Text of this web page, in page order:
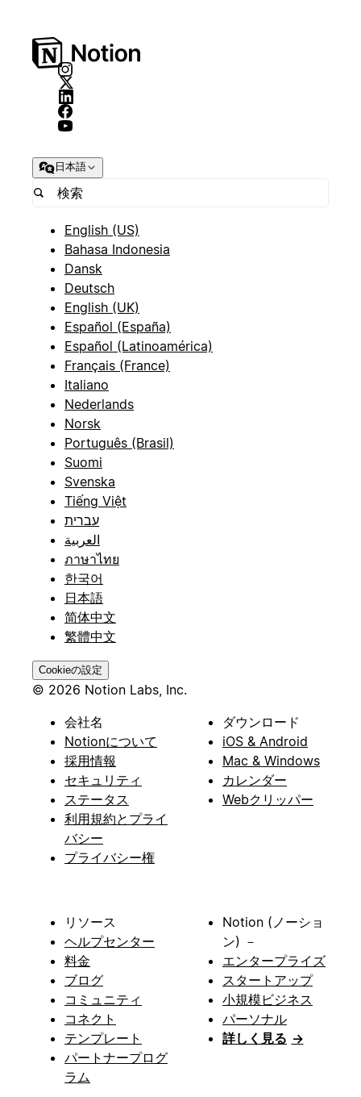
日本語
English (US)
Bahasa Indonesia
Dansk
Deutsch
English (UK)
Español (España)
Español (Latinoamérica)
Français (France)
Italiano
Nederlands
Norsk
Português (Brasil)
Suomi
Svenska
Tiếng Việt
עברית
العربية
ภาษาไทย
한국어
日本語
简体中文
繁體中文
Cookieの設定
© 2026 Notion Labs, Inc.
会社名
Notionについて
採用情報
セキュリティ
ステータス
利用規約とプライ
バシー
プライバシー権
ダウンロード
iOS & Android
Mac & Windows
カレンダー
Webクリッパー
リソース
ヘルプセンター
料金
ブログ
コミュニティ
コネクト
テンプレート
パートナープログ
ラム
Notion (ノーショ
ン) －
エンタープライズ
スタートアップ
小規模ビジネス
パーソナル
詳しく見る →